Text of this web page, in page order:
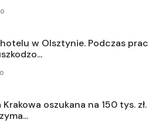
w Olsztynie. Podczas prac
oszukana na 150 tys. zł.